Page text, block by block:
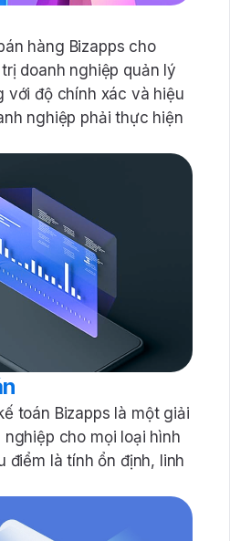
hàng Bizapps cho
doanh nghiệp quản lý
với độ chính xác và hiệu
nghiệp phải thực hiện
toán Bizapps là một giải
cho mọi loại hình
điểm là tính ổn định, linh